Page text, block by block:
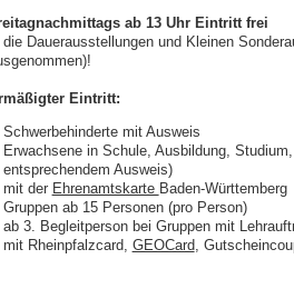
ab 13 Uhr Eintritt frei
die Dauerausstellungen und Kleinen
Eintritt:
Schwerbehinderte mit Ausweis
Erwachsene in Schule, Ausbildung,
entsprechendem Ausweis)
mit der Ehrenamtskarte Baden-Württemberg
Gruppen ab 15 Personen (pro Person)
ab 3. Begleitperson bei Gruppen mit
mit Rheinpfalzcard, GEOCard ,